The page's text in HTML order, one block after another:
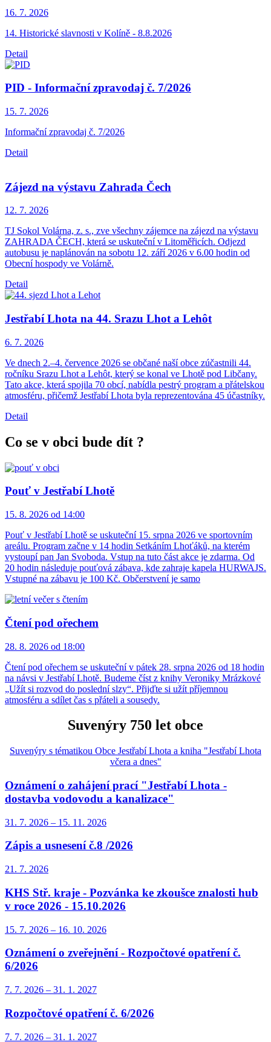
16. 7. 2026
14. Historické slavnosti v Kolíně - 8.8.2026
Detail
PID - Informační zpravodaj č. 7/2026
15. 7. 2026
Informační zpravodaj č. 7/2026
Detail
Zájezd na výstavu Zahrada Čech
12. 7. 2026
TJ Sokol Volárna, z. s., zve všechny zájemce na zájezd na výstavu
ZAHRADA ČECH, která se uskuteční v Litoměřicích. Odjezd
autobusu je naplánován na sobotu 12. září 2026 v 6.00 hodin od
Obecní hospody ve Volárně.
Detail
Jestřabí Lhota na 44. Srazu Lhot a Lehôt
6. 7. 2026
Ve dnech 2.–4. července 2026 se občané naší obce zúčastnili 44.
ročníku Srazu Lhot a Lehôt, který se konal ve Lhotě pod Libčany.
Tato akce, která spojila 70 obcí, nabídla pestrý program a přátelskou
atmosféru, přičemž Jestřabí Lhota byla reprezentována 45 účastníky.
Detail
Co se v obci bude dít ?
Pouť v Jestřabí Lhotě
15. 8. 2026 od 14:00
Pouť v Jestřabí Lhotě se uskuteční 15. srpna 2026 ve sportovním
areálu. Program začne v 14 hodin Setkáním Lhoťáků, na kterém
vystoupí pan Jan Svoboda. Vstup na tuto část akce je zdarma. Od
20 hodin následuje pouťová zábava, kde zahraje kapela HURWAJS.
Vstupné na zábavu je 100 Kč. Občerstvení je samo
Čtení pod ořechem
28. 8. 2026 od 18:00
Čtení pod ořechem se uskuteční v pátek 28. srpna 2026 od 18 hodin
na návsi v Jestřabí Lhotě. Budeme číst z knihy Veroniky Mrázkové
„Užít si rozvod do poslední slzy“. Přijďte si užít příjemnou
atmosféru a sdílet čas s přáteli a sousedy.
Suvenýry 750 let obce
Suvenýry s tématikou Obce Jestřabí Lhota a kniha "Jestřabí Lhota
včera a dnes"
Oznámení o zahájení prací "Jestřabí Lhota -
dostavba vodovodu a kanalizace"
31. 7. 2026 – 15. 11. 2026
Zápis a usnesení č.8 /2026
21. 7. 2026
KHS Stř. kraje - Pozvánka ke zkoušce znalosti hub
v roce 2026 - 15.10.2026
15. 7. 2026 – 16. 10. 2026
Oznámení o zveřejnění - Rozpočtové opatření č.
6/2026
7. 7. 2026 – 31. 1. 2027
Rozpočtové opatření č. 6/2026
7. 7. 2026 – 31. 1. 2027